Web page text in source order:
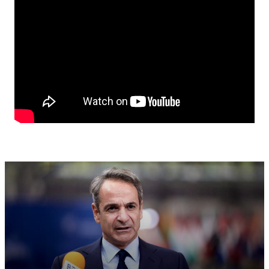
δημιουργεί μακροοικονομικούς κινδύνους.»